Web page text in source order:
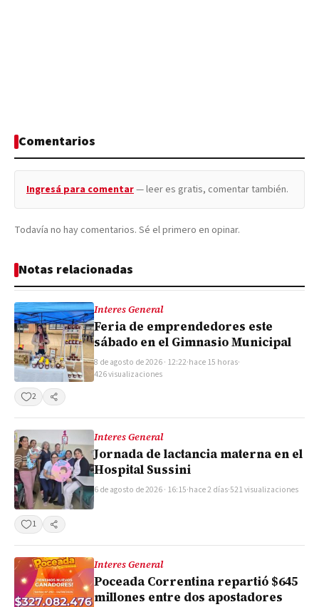
Comentarios
Ingresá para comentar— leer es gratis, comentar también.
Todavía no hay comentarios. Sé el primero en opinar.
Notas relacionadas
Interes General
Feria de emprendedores este
sábado en el Gimnasio Municipal
8 de agosto de 2026 · 12:22·hace 15 horas·
426 visualizaciones
2
Compartir
Interes General
Jornada de lactancia materna en el
Hospital Sussini
6 de agosto de 2026 · 16:15·hace 2 días·521 visualizaciones
1 Compartir
Interes General
Poceada Correntina repartió $645
millones entre dos apostadores